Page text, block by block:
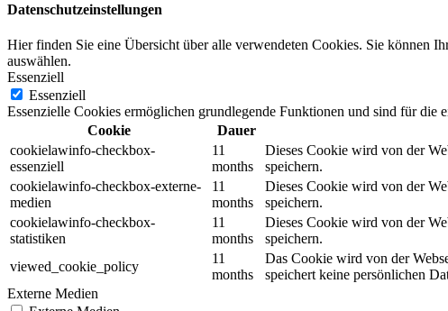
Datenschutzeinstellungen
Hier finden Sie eine Übersicht über alle verwendeten Cookies. Sie können
auswählen.
Essenziell
Essenziell
Essenzielle Cookies ermöglichen grundlegende Funktionen und sind für die
Cookie
Dauer
cookielawinfo-checkbox-
essenziell
11
months
Dieses Cookie wird von der
speichern.
cookielawinfo-checkbox-externe-
medien
11
months
Dieses Cookie wird von der
speichern.
cookielawinfo-checkbox-
statistiken
11
months
Dieses Cookie wird von der
speichern.
viewed_cookie_policy
11
months
Das Cookie wird von der
speichert keine persönlichen
Externe Medien